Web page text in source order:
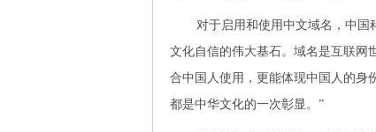
对于启用和使用中文域名，中国
文化自信的伟大基石。域名是互联网
合中国人使用，更能体现中国人的身
都是中华文化的一次彰显。”